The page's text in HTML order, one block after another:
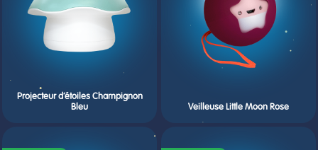
Projecteur d’étoiles Champignon
Bleu
Veilleuse Little Moon Rose